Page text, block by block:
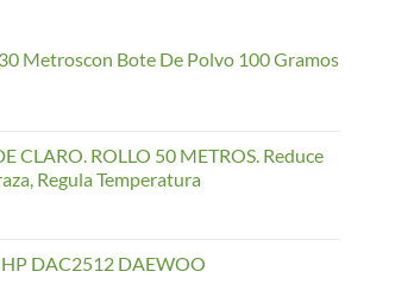
Metroscon Bote De Polvo 100 Gramos
CLARO. ROLLO 50 METROS. Reduce
Regula Temperatura
DAC2512 DAEWOO